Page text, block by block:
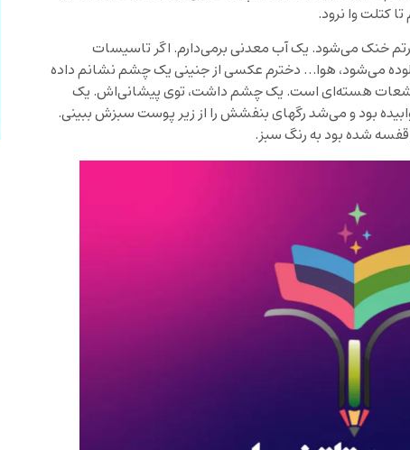
کتلت وا نرود.
خنک می‌شود. یک آب معدنی برمی‌دارم. اگر تاسیسات
می‌شود، هوا… دخترم عکسی از جنینی یک چشم نشانم داده
هسته‌ای است. یک چشم داشت، توی پیشانی‌اش. یک
بود و می‌شد رگهای بنفشش را از زیر پوست سبزش ببینی.
شده بود به رنگ سبز.